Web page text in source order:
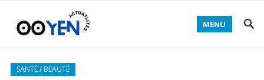
MENU
SANTÉ / BEAUTÉ